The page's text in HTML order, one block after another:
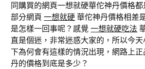
同購買的網頁一想就硬華佗神丹價格
部分網頁一想就硬華佗神丹價格相差
是怎樣一回事呢？感覺一想就硬吃法
直是個迷，非常迷惑大家的，所以今
下為何會有這樣的情況出現，網路上
丹的價格到底是多少？